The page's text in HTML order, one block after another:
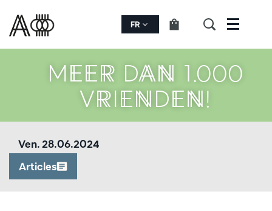
FR Menu
MEER DAN 1.000
VRIENDEN!
Articles
Ven. 28.06.2024